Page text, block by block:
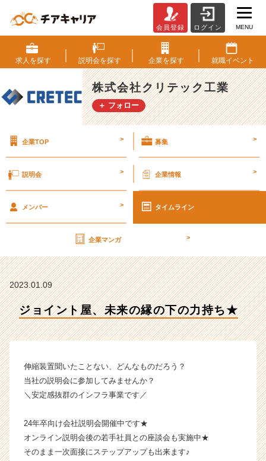
ョ
イ
ン
ト
屋、
未
の
力
【株
式
テ
ク
業
の
タ
ム
イ
ン】
会員登録 ログイン MENU
求人を探す 説明会を探す 企業を探す 就職イベント
株式会社クリテック工業
＋ フォロー
企業TOP > 募集 >
説明会 > 企業情報 >
メンバー > タイムライン
企業マンガ >
2023.01.09
ジョイント屋、未来の縁の下の力持ち★
伸縮装置聞いたことない、どんなものだろう？
当社の説明会に参加してみませんか？
＼安定感抜群のインフラ事業です／
24年卒向け会社説明会開催中です★
オンライン説明会後の若手社員との座談会も実施中★
そのまま一次面接にステップアップも出来ます♪